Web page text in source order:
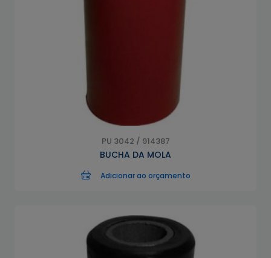
PU 3042 / 914387
BUCHA DA MOLA
Adicionar ao orçamento